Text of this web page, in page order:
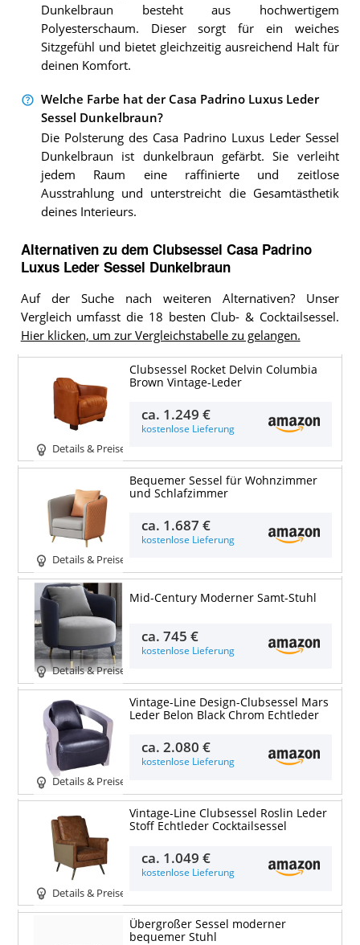
Dunkelbraun besteht aus hochwertigem
Polyesterschaum. Dieser sorgt für ein weiches
Sitzgefühl und bietet gleichzeitig ausreichend Halt für
deinen Komfort.
Welche Farbe hat der Casa Padrino Luxus Leder
Sessel Dunkelbraun?
Die Polsterung des Casa Padrino Luxus Leder Sessel
Dunkelbraun ist dunkelbraun gefärbt. Sie verleiht
jedem Raum eine raffinierte und zeitlose
Ausstrahlung und unterstreicht die Gesamtästhetik
deines Interieurs.
Alternativen zu dem Clubsessel Casa Padrino
Luxus Leder Sessel Dunkelbraun
Auf der Suche nach weiteren Alternativen? Unser
Vergleich umfasst die 18 besten Club- & Cocktailsessel.
Hier klicken, um zur Vergleichstabelle zu gelangen.
Details & Preise
Clubsessel Rocket Delvin Columbia
Brown Vintage-Leder
ca. 1.249 €
kostenlose Lieferung
Details & Preise
Bequemer Sessel für Wohnzimmer
und Schlafzimmer
ca. 1.687 €
kostenlose Lieferung
Details & Preise
Mid-Century Moderner Samt-Stuhl
ca.745 €
kostenlose Lieferung
Details & Preise
Vintage-Line Design-Clubsessel Mars
Leder Belon Black Chrom Echtleder
ca.2.080 €
kostenlose Lieferung
Details & Preise
Vintage-Line Clubsessel Roslin Leder
Stoff Echtleder Cocktailsessel
ca. 1.049 €
kostenlose Lieferung
Übergroßer Sessel moderner
bequemer Stuhl